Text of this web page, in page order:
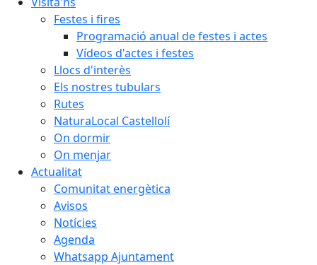
Festes i fires
Programació anual de festes i actes
Vídeos d'actes i festes
Llocs d'interès
Els nostres tubulars
Rutes
NaturaLocal Castellolí
On dormir
On menjar
Actualitat
Comunitat energètica
Avisos
Notícies
Agenda
Whatsapp Ajuntament